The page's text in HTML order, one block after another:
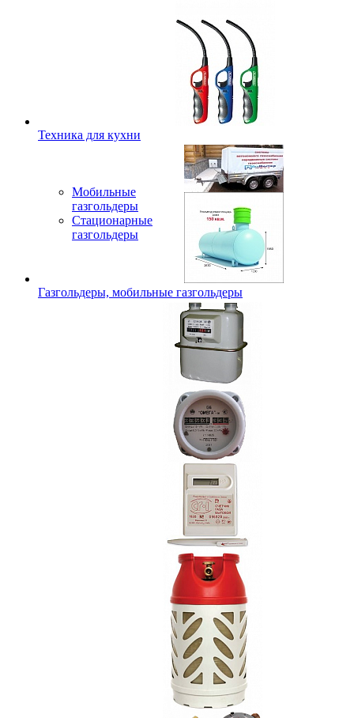
Техника для кухни
Мобильные
газгольдеры
Стационарные
газгольдеры
Газгольдеры, мобильные газгольдеры